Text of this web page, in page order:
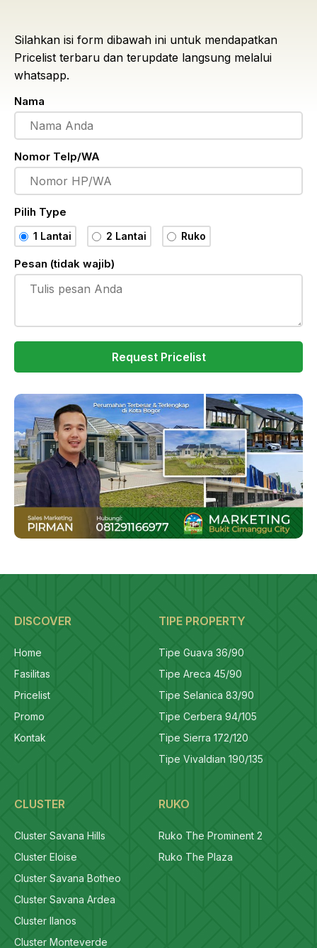
Silahkan isi form dibawah ini untuk mendapatkan
Pricelist terbaru dan terupdate langsung melalui
whatsapp.
Nama
Nomor Telp/WA
Pilih Type
1 Lantai 2 Lantai Ruko
Pesan (tidak wajib)
DISCOVER
Home
Fasilitas
Pricelist
Promo
Kontak
TIPE PROPERTY
Tipe Guava 36/90
Tipe Areca 45/90
Tipe Selanica 83/90
Tipe Cerbera 94/105
Tipe Sierra 172/120
Tipe Vivaldian 190/135
CLUSTER
Cluster Savana Hills
Cluster Eloise
Cluster Savana Botheo
Cluster Savana Ardea
Cluster llanos
Cluster Monteverde
RUKO
Ruko The Prominent 2
Ruko The Plaza